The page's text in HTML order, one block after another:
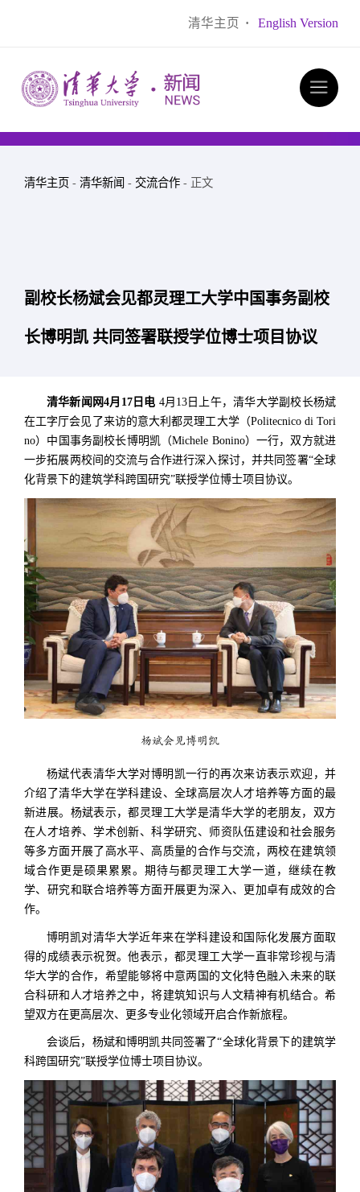
清华主页 · English Version
清华主页 - 清华新闻 - 交流合作 - 正文
副校长杨斌会见都灵理工大学中国事务副校
长博明凯 共同签署联授学位博士项目协议
清华新闻网4月17日电 4月13日上午，清华大学副校长杨斌
在工字厅会见了来访的意大利都灵理工大学（Politecnico di Tori
no）中国事务副校长博明凯（Michele Bonino）一行，双方就进
一步拓展两校间的交流与合作进行深入探讨，并共同签署“全球
化背景下的建筑学科跨国研究”联授学位博士项目协议。
杨斌会见博明凯
杨斌代表清华大学对博明凯一行的再次来访表示欢迎，并
介绍了清华大学在学科建设、全球高层次人才培养等方面的最
新进展。杨斌表示，都灵理工大学是清华大学的老朋友，双方
在人才培养、学术创新、科学研究、师资队伍建设和社会服务
等多方面开展了高水平、高质量的合作与交流，两校在建筑领
域合作更是硕果累累。期待与都灵理工大学一道，继续在教
学、研究和联合培养等方面开展更为深入、更加卓有成效的合
作。
博明凯对清华大学近年来在学科建设和国际化发展方面取
得的成绩表示祝贺。他表示，都灵理工大学一直非常珍视与清
华大学的合作，希望能够将中意两国的文化特色融入未来的联
合科研和人才培养之中，将建筑知识与人文精神有机结合。希
望双方在更高层次、更多专业化领域开启合作新旅程。
会谈后，杨斌和博明凯共同签署了“全球化背景下的建筑学
科跨国研究”联授学位博士项目协议。